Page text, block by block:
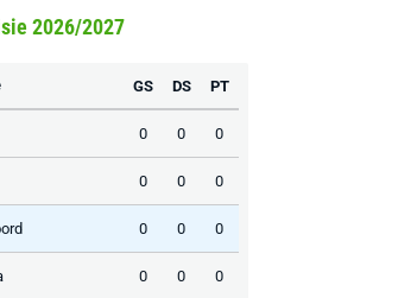
2026/2027
GS DS PT
0 0 0
0 0 0
0 0 0
0 0 0